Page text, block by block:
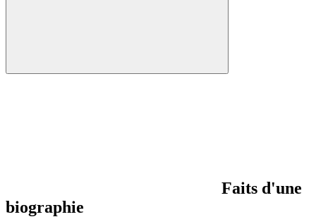
Faits d'une
biographie